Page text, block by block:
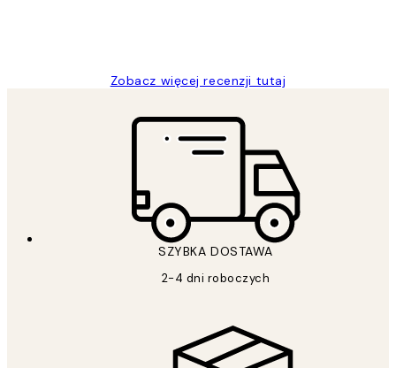
Zobacz więcej recenzji tutaj
SZYBKA DOSTAWA
2-4 dni roboczych